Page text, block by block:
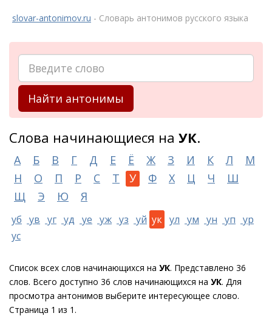
slovar-antonimov.ru - Словарь антонимов русского языка
Найти антонимы
Слова начинающиеся на УК.
А Б В Г Д Е Ё Ж З И К Л
М
Н
О П Р С Т У Ф Х Ц Ч
Ш
Щ
Э Ю Я
уб ув уг уд уе уж уз уй ук ул ум ун уп ур
ус
Список всех слов начинающихся на УК. Представлено 36
слов. Всего доступно 36 слов начинающихся на УК. Для
просмотра антонимов выберите интересующее слово.
Страница 1 из 1.